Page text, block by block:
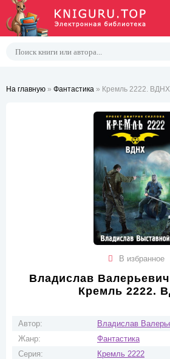
На главную » Фантастика » Кремль 2222. ВДНХ
В избранное
Владислав
Кремль 2222.
Автор:
Владислав
Жанр:
Фантастика
Серия:
Кремль 2222